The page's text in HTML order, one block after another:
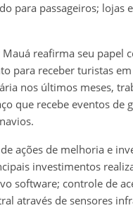
para passageiros;
Mauá reafirma seu papel
para receber turistas
nos últimos meses,
que recebe eventos
ações de melhoria e
investimentos
software; controle de
através de sensores